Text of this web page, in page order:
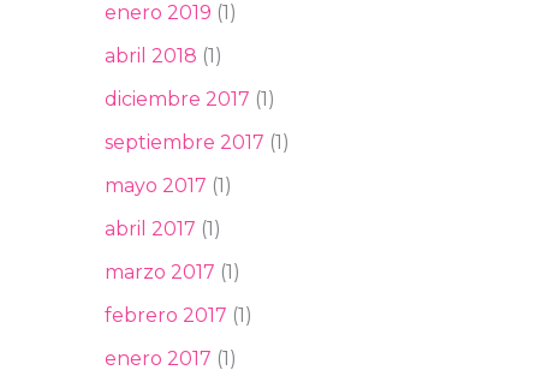
enero 2019 (1)
abril 2018 (1)
diciembre 2017 (1)
septiembre 2017 (1)
mayo 2017 (1)
abril 2017 (1)
marzo 2017 (1)
febrero 2017 (1)
enero 2017 (1)